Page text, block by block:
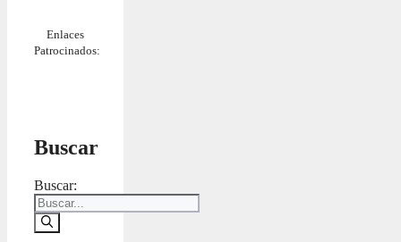
Enlaces
Patrocinados:
Buscar
Buscar: